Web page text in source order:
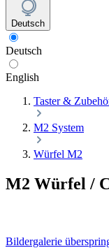
Deutsch
Deutsch
English
Taster &
M2 System
Würfel M2
M2 Würfel /
Bildergalerie